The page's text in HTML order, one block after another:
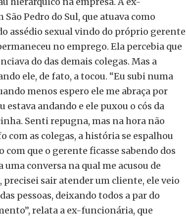
Pedro do Sul, que atuava como
assédio sexual vindo do próprio gerente
no emprego. Ela percebia que
do das demais colegas. Mas a
ele, de fato, a tocou. “Eu subi numa
menos espero ele me abraça por
andando e ele puxou o cós da
Senti repugna, mas na hora não
com as colegas, a história se espalhou
que o gerente ficasse sabendo dos
conversa na qual me acusou de
sair atender um cliente, ele veio
pessoas, deixando todos a par do
relata a ex-funcionária, que